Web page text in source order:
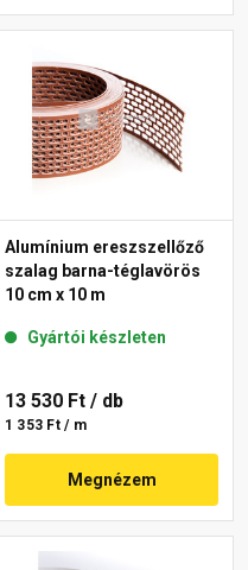
Alumínium ereszszellőző
szalag barna-téglavörös
10 cm x 10 m
Gyártói készleten
13 530 Ft / db
1 353 Ft / m
Megnézem